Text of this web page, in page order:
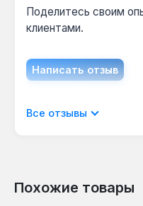
Поделитесь своим
клиентами.
Написать отзыв
Отображать
Все отзывы
Похожие товары